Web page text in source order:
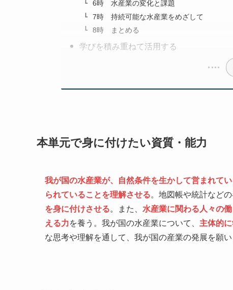
6時 水産業の変化と課題
7時 持続可能な水産業をめざして
8時 まとめる
学びを積み重ねて活用する
本単元で身に付けたい資質・能力
我が国の水産業が、自然条件を生かして営まれて
られていることを理解させる。地図帳や統計など
を身に付けさせる。また、 水産業に関わる人々の
える力を養う。我が国の水産業について、 主体的
な思考や理解を通して、我が国の産業の発展を願